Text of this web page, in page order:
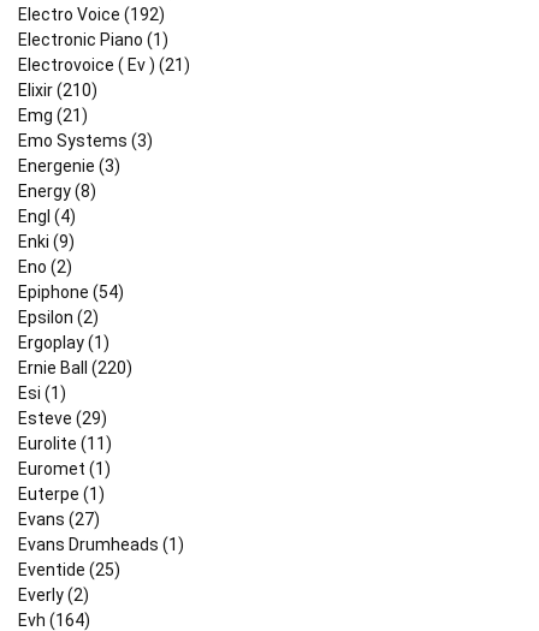
Electro Voice (192)
Electronic Piano (1)
Electrovoice ( Ev ) (21)
Elixir (210)
Emg (21)
Emo Systems (3)
Energenie (3)
Energy (8)
Engl (4)
Enki (9)
Eno (2)
Epiphone (54)
Epsilon (2)
Ergoplay (1)
Ernie Ball (220)
Esi (1)
Esteve (29)
Eurolite (11)
Euromet (1)
Euterpe (1)
Evans (27)
Evans Drumheads (1)
Eventide (25)
Everly (2)
Evh (164)